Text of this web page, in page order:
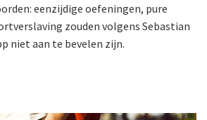
eenzijdige oefeningen, pure
zouden volgens Sebastian
niet aan te bevelen zijn.